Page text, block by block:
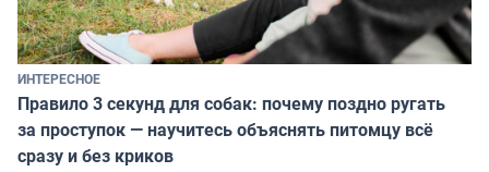
ИНТЕРЕСНОЕ
Правило 3 секунд для собак: почему поздно ругать
за проступок — научитесь объяснять питомцу всё
сразу и без криков